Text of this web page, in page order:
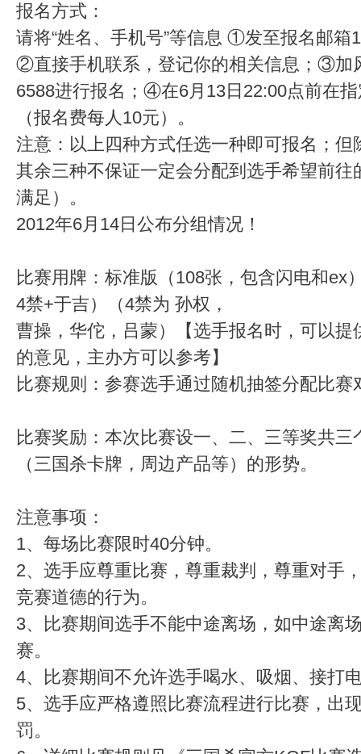
报名方式：
请将“姓名、手机号”等信息 ①发至报名邮箱
②直接手机联系，登记你的相关信息；③加
6588进行报名；④在6月13日22:00点前在
（报名费每人10元）。
注意：以上四种方式任选一种即可报名；但
其余三种不保证一定会分配到选手希望前往
满足）。
2012年6月14日公布分组情况！
比赛用牌：标准版（108张，包含闪电和ex
4禁+于吉）（4禁为 孙权，
曹操，华佗，吕蒙）【选手报名时，可以提
的意见，主办方可以参考】
比赛规则：参赛选手通过随机抽签分配比赛
比赛奖励：本次比赛设一、二、三等奖共三
（三国杀卡牌，周边产品等）的形势。
注意事项：
1、每场比赛限时40分钟。
2、选手应尊重比赛，尊重裁判，尊重对手
竞赛道德的行为。
3、比赛期间选手不能中途离场，如中途离
赛。
4、比赛期间不允许选手喝水、吸烟、接打
5、选手应严格遵照比赛流程进行比赛，出
罚。